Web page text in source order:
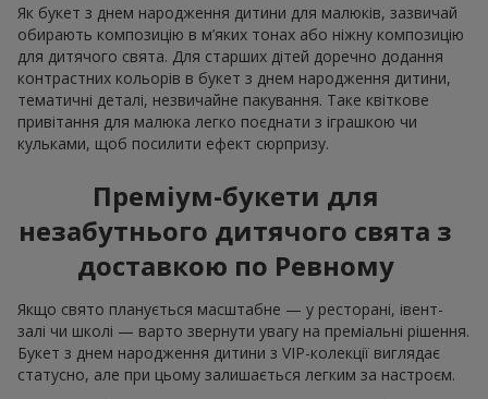
Як букет з днем народження дитини для малюків, зазвичай
обирають композицію в м’яких тонах або ніжну композицію
для дитячого свята. Для старших дітей доречно додання
контрастних кольорів в букет з днем народження дитини,
тематичні деталі, незвичайне пакування. Таке квіткове
привітання для малюка легко поєднати з іграшкою чи
кульками, щоб посилити ефект сюрпризу.
Преміум-букети для
незабутнього дитячого свята з
доставкою по Ревному
Якщо свято планується масштабне — у ресторані, івент-
залі чи школі — варто звернути увагу на преміальні рішення.
Букет з днем народження дитини з VIP-колекції виглядає
статусно, але при цьому залишається легким за настроєм.